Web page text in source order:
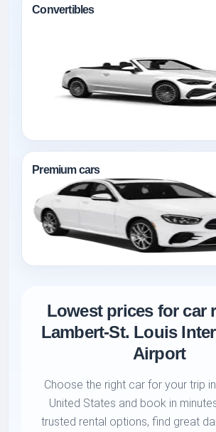
Convertibles
Premium cars
Lowest prices for car
Lambert-St. Louis
Airport
Choose the right car for your trip
United States and book in
trusted rental options, find great